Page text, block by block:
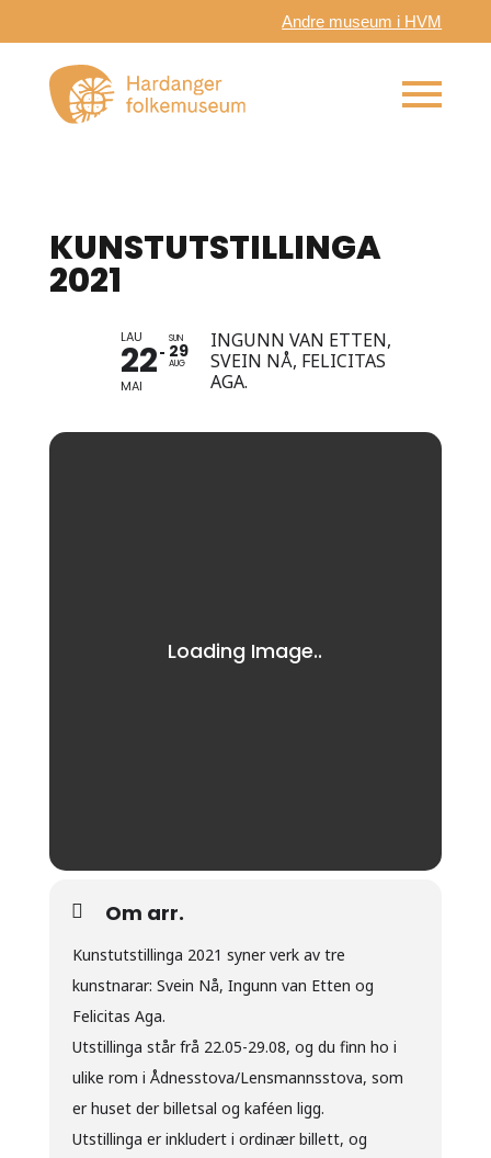
Andre museum i HVM
KUNSTUTSTILLINGA
2021
LAU
22
MAI
SUN
29
AUG
INGUNN VAN ETTEN,
SVEIN NÅ, FELICITAS
AGA.
Om arr.
Kunstutstillinga 2021 syner verk av tre
kunstnarar: Svein Nå, Ingunn van Etten og
Felicitas Aga.
Utstillinga står frå 22.05-29.08, og du finn ho i
ulike rom i Ådnesstova/Lensmannsstova, som
er huset der billetsal og kaféen ligg.
Utstillinga er inkludert i ordinær billett, og